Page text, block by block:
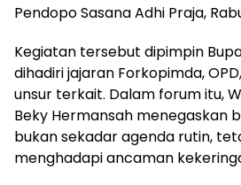
Pendopo Sasana Adhi Praja,
Kegiatan tersebut dipimpin
dihadiri jajaran Forkopimda,
unsur terkait. Dalam forum itu,
Beky Hermansah menegaskan
bukan sekadar agenda rutin,
menghadapi ancaman